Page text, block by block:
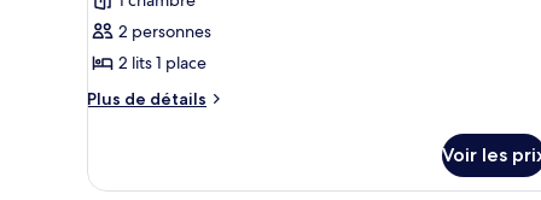
de
chambre :
Chambre
Standard
jumeaux,
2 personnes
2 lits 1 place
Plus de détails
Plus
le
Voir les